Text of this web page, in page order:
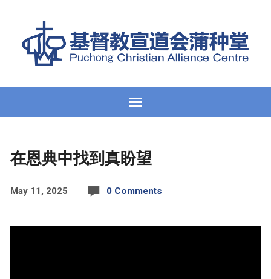
在恩典中找到真盼望
May 11, 2025 0 Comments